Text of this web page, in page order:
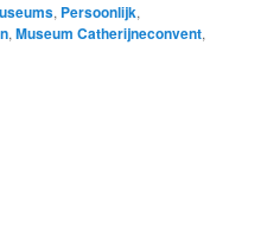
, Persoonlijk,
,Museum Catherijneconvent,